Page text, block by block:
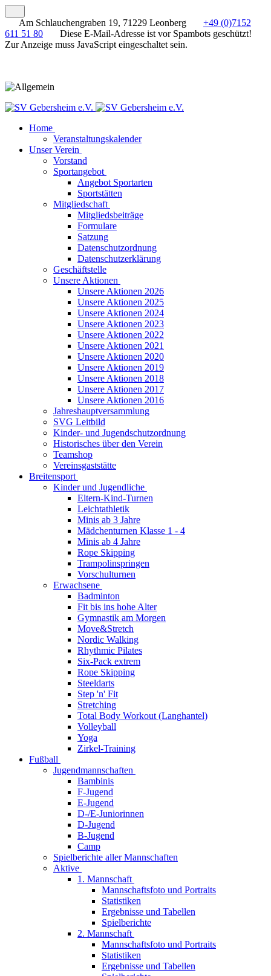
Am Schlauchengraben 19, 71229 Leonberg
+49 (0)7152
611 51 80
Diese E-Mail-Adresse ist vor Spambots geschützt!
Zur Anzeige muss JavaScript eingeschaltet sein.
Home
Veranstaltungskalender
Unser Verein
Vorstand
Sportangebot
Angebot Sportarten
Sportstätten
Mitgliedschaft
Mitgliedsbeiträge
Formulare
Satzung
Datenschutzordnung
Datenschutzerklärung
Geschäftstelle
Unsere Aktionen
Unsere Aktionen 2026
Unsere Aktionen 2025
Unsere Aktionen 2024
Unsere Aktionen 2023
Unsere Aktionen 2022
Unsere Aktionen 2021
Unsere Aktionen 2020
Unsere Aktionen 2019
Unsere Aktionen 2018
Unsere Aktionen 2017
Unsere Aktionen 2016
Jahreshauptversammlung
SVG Leitbild
Kinder- und Jugendschutzordnung
Historisches über den Verein
Teamshop
Vereinsgaststätte
Breitensport
Kinder und Jugendliche
Eltern-Kind-Turnen
Leichtathletik
Minis ab 3 Jahre
Mädchenturnen Klasse 1 - 4
Minis ab 4 Jahre
Rope Skipping
Trampolinspringen
Vorschulturnen
Erwachsene
Badminton
Fit bis ins hohe Alter
Gymnastik am Morgen
Move&Stretch
Nordic Walking
Rhythmic Pilates
Six-Pack extrem
Rope Skipping
Steeldarts
Step 'n' Fit
Stretching
Total Body Workout (Langhantel)
Volleyball
Yoga
Zirkel-Training
Fußball
Jugendmannschaften
Bambinis
F-Jugend
E-Jugend
D-/E-Juniorinnen
D-Jugend
B-Jugend
Camp
Spielberichte aller Mannschaften
Aktive
1. Mannschaft
Mannschaftsfoto und Portraits
Statistiken
Ergebnisse und Tabellen
Spielberichte
2. Mannschaft
Mannschaftsfoto und Portraits
Statistiken
Ergebnisse und Tabellen